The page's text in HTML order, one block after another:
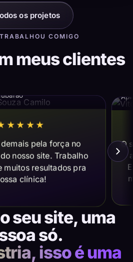
os projetos
COMIGO
meus clientes
pela força no
nosso site. Trabalho
muitos resultados pra
clínica!
O
seu site, uma
só.
isso é uma